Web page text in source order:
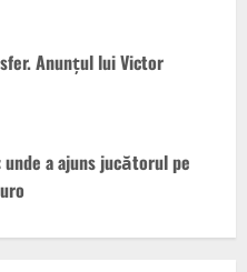
Anunțul lui Victor
a ajuns jucătorul pe